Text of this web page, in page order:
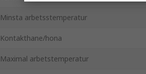
Minsta arbetsstemperatur
Kontakthane/hona
Maximal arbetstemperatur